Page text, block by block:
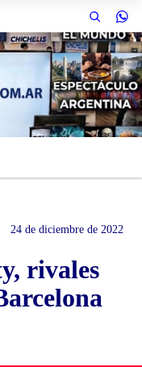
24 de diciembre de 2022
rivales